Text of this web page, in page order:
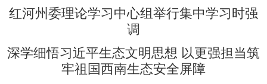
红河州委理论学习中心组举行集中学习时强
调
深学细悟习近平生态文明思想 以更强担当筑
牢祖国西南生态安全屏障